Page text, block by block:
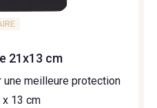
21x13 cm
une meilleure protection
13 cm